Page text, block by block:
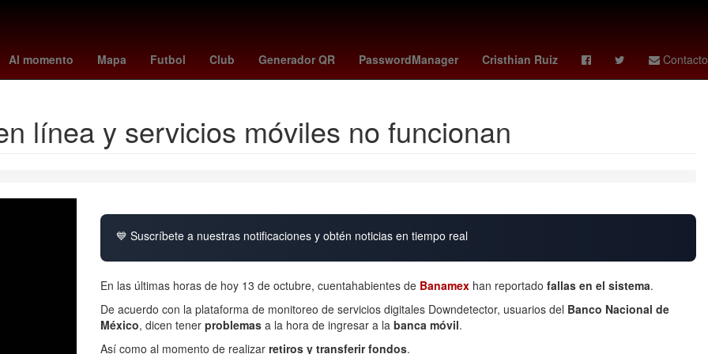
Al momento Mapa Futbol Club Generador QR PasswordManager Cristhian Ruiz Contacto
Lana Del Rey españa vs peru elecciones coahuila prep coahuila 2026 Selección de fútbol de España cubs - giants
línea y servicios móviles no funcionan
💙 Suscríbete a nuestras notificaciones y obtén noticias en tiempo real
En las últimas horas de hoy 13 de octubre, cuentahabientes de Banamex han reportado fallas en el sistema.
De acuerdo con la plataforma de monitoreo de servicios digitales Downdetector, usuarios del Banco Nacional de
México, dicen tener problemas a la hora de ingresar a la banca móvil.
Así como al momento de realizar retiros y transferir fondos.